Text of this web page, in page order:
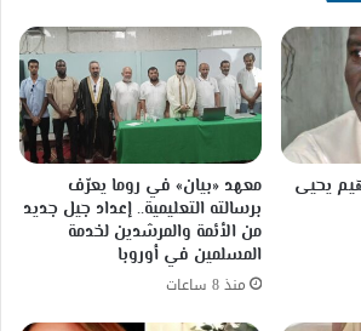
يحيى
معهد «بيان» في روما يعرّف
برسالته التعليمية.. إعداد جيل جديد
من الأئمة والمرشدين لخدمة
المسلمين في أوروبا
منذ 8 ساعات